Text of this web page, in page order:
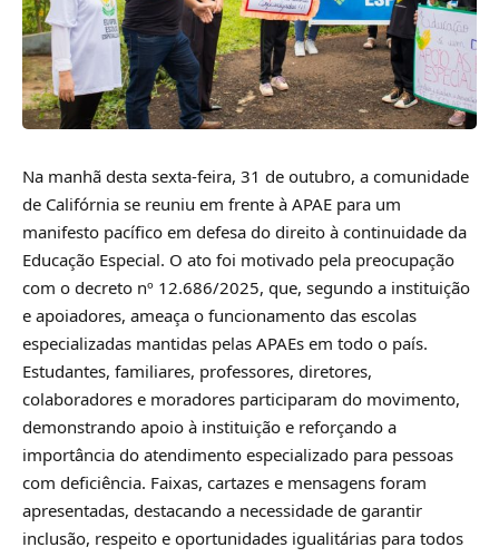
Na manhã desta sexta-feira, 31 de outubro, a comunidade
de Califórnia se reuniu em frente à APAE para um
manifesto pacífico em defesa do direito à continuidade da
Educação Especial. O ato foi motivado pela preocupação
com o decreto nº 12.686/2025, que, segundo a instituição
e apoiadores, ameaça o funcionamento das escolas
especializadas mantidas pelas APAEs em todo o país.
Estudantes, familiares, professores, diretores,
colaboradores e moradores participaram do movimento,
demonstrando apoio à instituição e reforçando a
importância do atendimento especializado para pessoas
com deficiência. Faixas, cartazes e mensagens foram
apresentadas, destacando a necessidade de garantir
inclusão, respeito e oportunidades igualitárias para todos